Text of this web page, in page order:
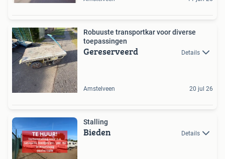
Robuuste transportkar voor diverse
toepassingen
Gereserveerd Details
Amstelveen 20 jul 26
Stalling
Bieden Details